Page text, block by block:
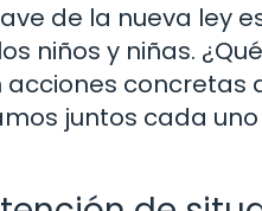
de la nueva ley
niños y niñas.
juntos cada